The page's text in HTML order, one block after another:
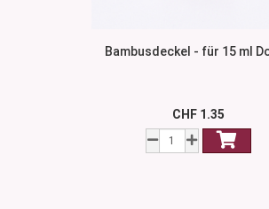
Bambusdeckel - für 15 ml
CHF 1.35